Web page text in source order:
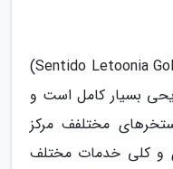
هتل لتونیا گلف ریزورت (Sentido Letoonia Golf Resort)
بسیار کامل است و
شاپ، استخرهای مختلفف مرکز
و کلی خدمات مختلف